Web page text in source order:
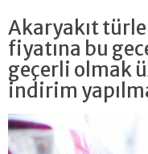
Akaryakıt
fiyatına bu
geçerli olmak
indirim